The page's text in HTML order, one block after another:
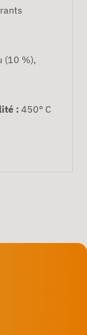
(10 %),
: 450° C